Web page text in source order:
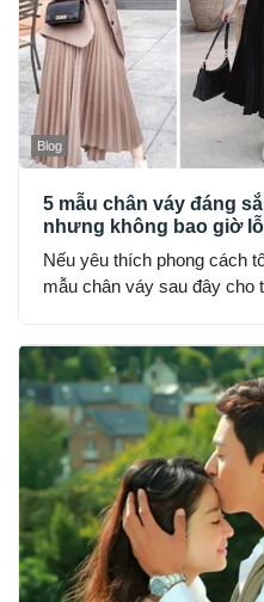
Blog
5 mẫu chân váy đáng
nhưng không bao giờ
Nếu yêu thích phong cách
mẫu chân váy sau đây cho